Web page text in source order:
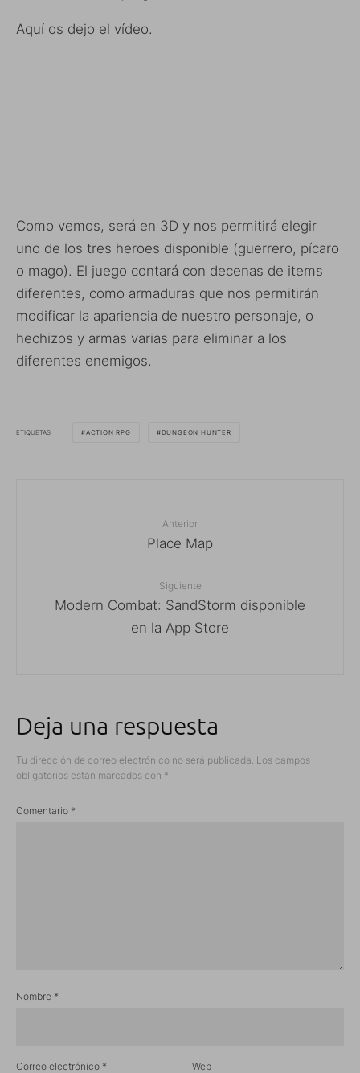
Aquí os dejo el vídeo.
Como vemos, será en 3D y nos permitirá elegir
uno de los tres heroes disponible (guerrero, pícaro
o mago). El juego contará con decenas de items
diferentes, como armaduras que nos permitirán
modificar la apariencia de nuestro personaje, o
hechizos y armas varias para eliminar a los
diferentes enemigos.
ETIQUETAS ACTION RPG DUNGEON HUNTER
Anterior
Place Map
Siguiente
Modern Combat: SandStorm disponible
en la App Store
Deja una respuesta
Tu dirección de correo electrónico no será publicada. Los campos
obligatorios están marcados con *
Comentario *
Nombre *
Correo electrónico * Web